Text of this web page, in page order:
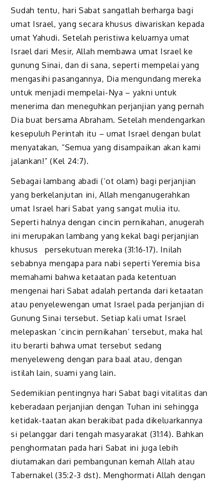
Sudah tentu, hari Sabat sangatlah berharga bagi
umat Israel, yang secara khusus diwariskan kepada
umat Yahudi. Setelah peristiwa keluarnya umat
Israel dari Mesir, Allah membawa umat Israel ke
gunung Sinai, dan di sana, seperti mempelai yang
mengasihi pasangannya, Dia mengundang mereka
untuk menjadi mempelai-Nya – yakni untuk
menerima dan meneguhkan perjanjian yang pernah
Dia buat bersama Abraham. Setelah mendengarkan
kesepuluh Perintah itu – umat Israel dengan bulat
menyatakan, “Semua yang disampaikan akan kami
jalankan!” (Kel 24:7).
Sebagai lambang abadi (‘ot olam) bagi perjanjian
yang berkelanjutan ini, Allah menganugerahkan
umat Israel hari Sabat yang sangat mulia itu.
Seperti halnya dengan cincin pernikahan, anugerah
ini merupakan lambang yang kekal bagi perjanjian
khusus persekutuan mereka (31:16-17). Inilah
sebabnya mengapa para nabi seperti Yeremia bisa
memahami bahwa ketaatan pada ketentuan
mengenai hari Sabat adalah pertanda dari ketaatan
atau penyelewengan umat Israel pada perjanjian di
Gunung Sinai tersebut. Setiap kali umat Israel
melepaskan ‘cincin pernikahan’ tersebut, maka hal
itu berarti bahwa umat tersebut sedang
menyeleweng dengan para baal atau, dengan
istilah lain, suami yang lain.
Sedemikian pentingnya hari Sabat bagi vitalitas dan
keberadaan perjanjian dengan Tuhan ini sehingga
ketidak-taatan akan berakibat pada dikeluarkannya
si pelanggar dari tengah masyarakat (31:14). Bahkan
penghormatan pada hari Sabat ini juga lebih
diutamakan dari pembangunan kemah Allah atau
Tabernakel (35:2-3 dst). Menghormati Allah dengan